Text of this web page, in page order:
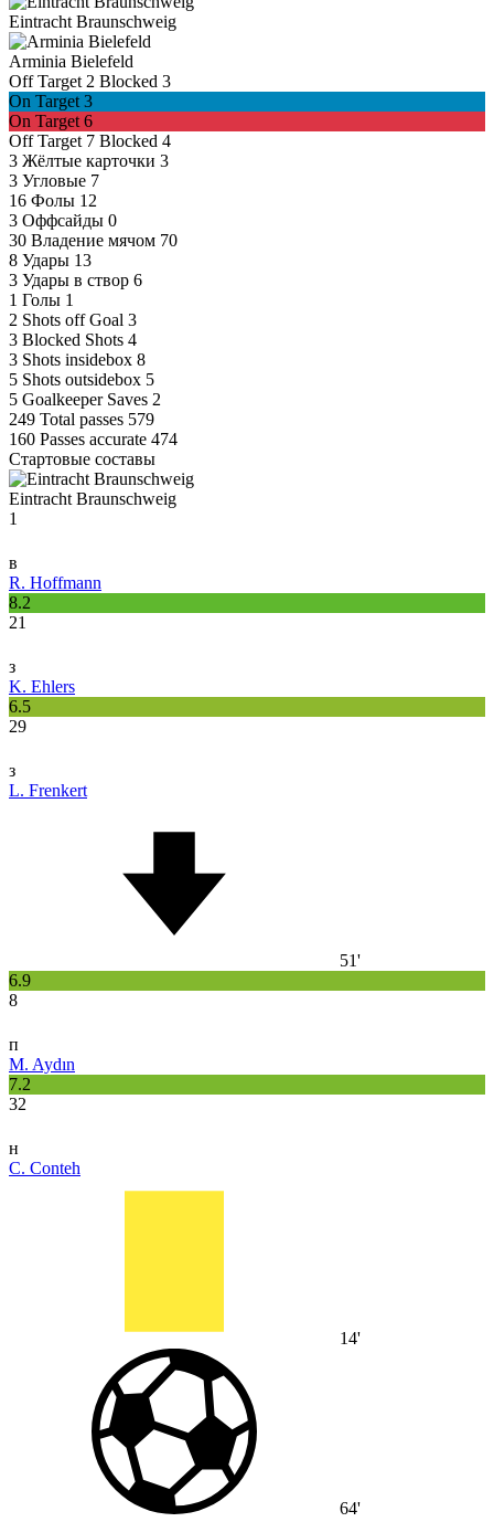
Eintracht Braunschweig
Arminia Bielefeld
Off Target 2 Blocked 3
On Target 3
On Target 6
Off Target 7 Blocked 4
3 Жёлтые карточки 3
3 Угловые 7
16 Фолы 12
3 Оффсайды 0
30 Владение мячом 70
8 Удары 13
3 Удары в створ 6
1 Голы 1
2 Shots off Goal 3
3 Blocked Shots 4
3 Shots insidebox 8
5 Shots outsidebox 5
5 Goalkeeper Saves 2
249 Total passes 579
160 Passes accurate 474
Стартовые составы
Eintracht Braunschweig
1
в
R. Hoffmann
8.2
21
з
K. Ehlers
6.5
29
з
L. Frenkert
51'
6.9
8
п
M. Aydın
7.2
32
н
C. Conteh
14'
64'